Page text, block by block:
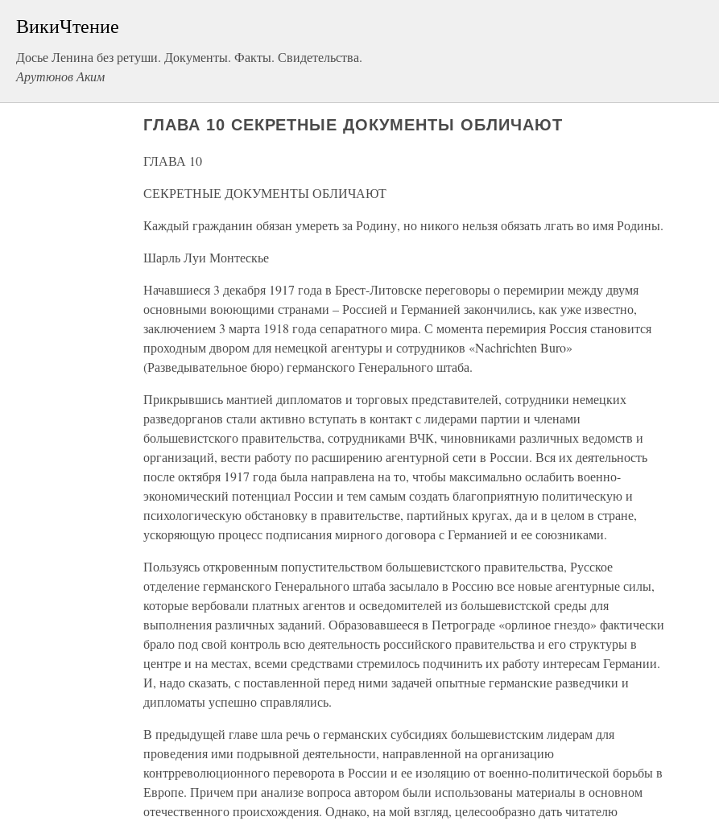
ВикиЧтение
Досье Ленина без ретуши. Документы. Факты. Свидетельства.
Арутюнов Аким
ГЛАВА 10 СЕКРЕТНЫЕ ДОКУМЕНТЫ ОБЛИЧАЮТ
ГЛАВА 10
СЕКРЕТНЫЕ ДОКУМЕНТЫ ОБЛИЧАЮТ
Каждый гражданин обязан умереть за Родину, но никого нельзя обязать лгать во имя Родины.
Шарль Луи Монтескье
Начавшиеся 3 декабря 1917 года в Брест-Литовске переговоры о перемирии между двумя
основными воюющими странами – Россией и Германией закончились, как уже известно,
заключением 3 марта 1918 года сепаратного мира. С момента перемирия Россия становится
проходным двором для немецкой агентуры и сотрудников «Nachrichten Buro»
(Разведывательное бюро) германского Генерального штаба.
Прикрывшись мантией дипломатов и торговых представителей, сотрудники немецких
разведорганов стали активно вступать в контакт с лидерами партии и членами
большевистского правительства, сотрудниками ВЧК, чиновниками различных ведомств и
организаций, вести работу по расширению агентурной сети в России. Вся их деятельность
после октября 1917 года была направлена на то, чтобы максимально ослабить военно-
экономический потенциал России и тем самым создать благоприятную политическую и
психологическую обстановку в правительстве, партийных кругах, да и в целом в стране,
ускоряющую процесс подписания мирного договора с Германией и ее союзниками.
Пользуясь откровенным попустительством большевистского правительства, Русское
отделение германского Генерального штаба засылало в Россию все новые агентурные силы,
которые вербовали платных агентов и осведомителей из большевистской среды для
выполнения различных заданий. Образовавшееся в Петрограде «орлиное гнездо» фактически
брало под свой контроль всю деятельность российского правительства и его структуры в
центре и на местах, всеми средствами стремилось подчинить их работу интересам Германии.
И, надо сказать, с поставленной перед ними задачей опытные германские разведчики и
дипломаты успешно справлялись.
В предыдущей главе шла речь о германских субсидиях большевистским лидерам для
проведения ими подрывной деятельности, направленной на организацию
контрреволюционного переворота в России и ее изоляцию от военно-политической борьбы в
Европе. Причем при анализе вопроса автором были использованы материалы в основном
отечественного происхождения. Однако, на мой взгляд, целесообразно дать читателю